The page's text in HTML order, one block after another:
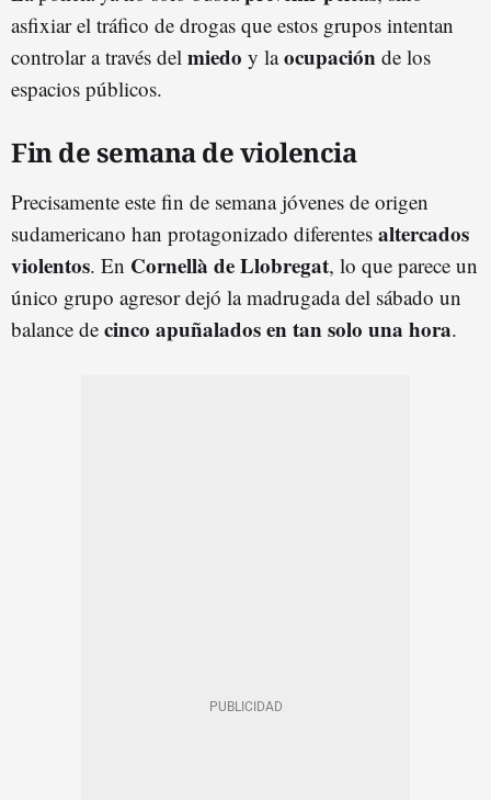
asfixiar el tráfico de drogas que estos grupos intentan
controlar a través del miedo y laocupación de los
espacios públicos.
Fin de semana de violencia
Precisamente este fin de semana jóvenes de origen
sudamericano han protagonizado diferentes altercados
violentos. En Cornellà de Llobregat, lo que parece un
único grupo agresor dejó la madrugada del sábado un
balance de cinco apuñalados en tan solo una hora.